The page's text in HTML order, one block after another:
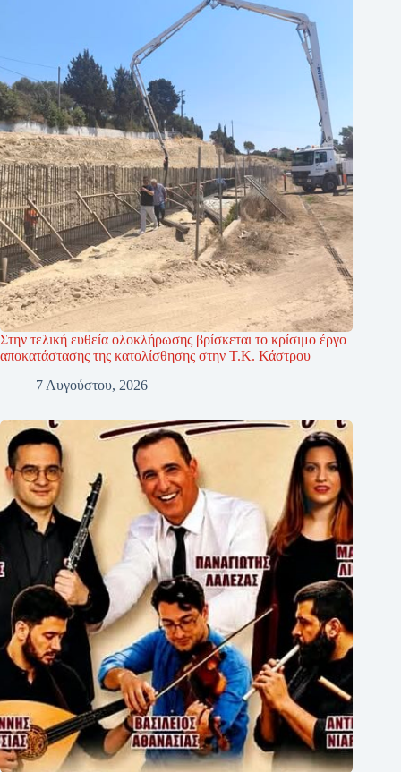
Στην τελική ευθεία ολοκλήρωσης βρίσκεται το κρίσιμο έργο
αποκατάστασης της κατολίσθησης στην Τ.Κ. Κάστρου
7 Αυγούστου, 2026